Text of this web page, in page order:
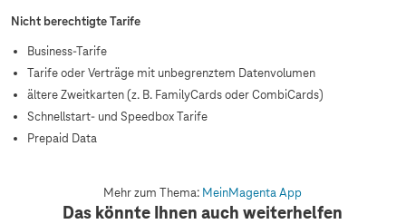
Nicht berechtigte Tarife
Business-Tarife
Tarife oder Verträge mit unbegrenztem Datenvolumen
ältere Zweitkarten (z. B. FamilyCards oder CombiCards)
Schnellstart- und Speedbox Tarife
Prepaid Data
Mehr zum Thema: MeinMagenta App
Das könnte Ihnen auch weiterhelfen